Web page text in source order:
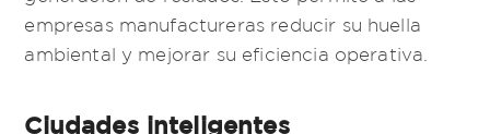
empresas manufactureras reducir su huella
ambiental y mejorar su eficiencia operativa.
Ciudades inteligentes